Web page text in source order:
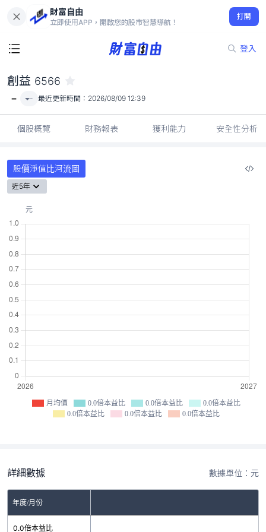
財富自由
立即使用APP，開啟您的股市智慧導航！
打開
登入
-
創益 6566
- - 最近更新時間： 2026/08/09 12:39
個股概覽 財務報表 獲利能力 安全性分析
股價淨值比河流圖
近5年
月均價 0.0倍本益比 0.0倍本益比
0.0倍本益比
0.0倍本益比
0.0倍本益比 0.0倍本益比
詳細數據 數據單位：元
年度/月份
0.0倍本益比